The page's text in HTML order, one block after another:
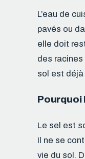
L’eau de
pavés ou
elle doit
des
sol est
Pourquoi
Le sel est
Il ne se
vie du sol.